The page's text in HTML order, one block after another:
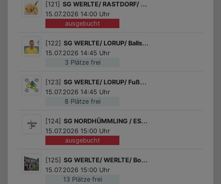
ausgebucht
[121] SG WERLTE/ RASTDORF/ Nudeln, Pasta und mehr
15.07.2026 14:00 Uhr
3 Plätze frei
[122] SG WERLTE/ LORUP/ Ballspiele
15.07.2026 14:45 Uhr
8 Plätze frei
[123] SG WERLTE/ LORUP/ Fußball für Mädchen
15.07.2026 14:45 Uhr
ausgebucht
[124] SG NORDHÜMMLING / ESTERWEGEN / Euer Gesang im Tonstudio
15.07.2026 15:00 Uhr
13 Plätze frei
[125] SG WERLTE/ WERLTE/ Bogenschießen
15.07.2026 15:00 Uhr